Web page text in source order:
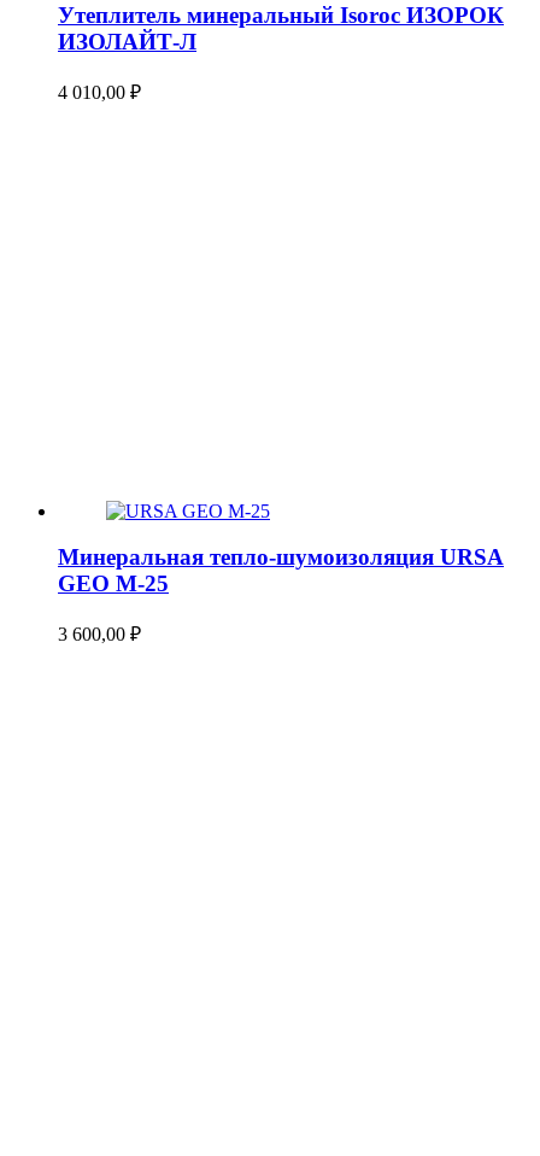
Утеплитель минеральный Isoroc ИЗОРОК
ИЗОЛАЙТ-Л
4 010,00 ₽
Минеральная тепло-шумоизоляция URSA
GEO М-25
3 600,00 ₽